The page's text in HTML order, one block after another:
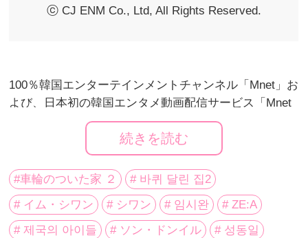
ⓒ CJ ENM Co., Ltd, All Rights Reserved.
100％韓国エンターテインメントチャンネル「Mnet」お
よび、日本初の韓国エンタメ動画配信サービス「Mnet
Smart」を運営するCJ ENM Japanは、 人気バラエティ
番組の第２弾「車輪のついた家 ２」を日本初放送する
ことを決定した。
【番組概要】トレーラーハウスに乗って自然豊かな場
所に滞在し、大切な人を招待して1日を過ごす人気リア
続きを読む
#車輪のついた家 ２
# 바퀴 달린 집2
# イム・シワン
# シワン # 임시완
# ZE:A
# 제국의 아이들
# ソン・ドンイル
# 성동일